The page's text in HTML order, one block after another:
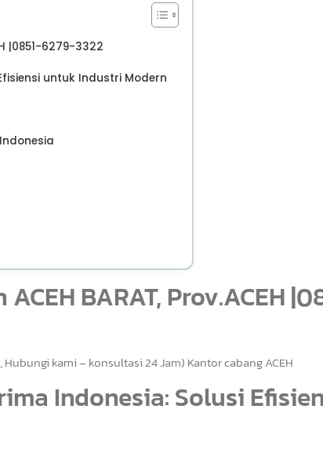
|0851-6279-3322
untuk Industri Modern
BARAT, Prov.ACEH
Hubungi kami – konsultasi 24 Jam) Kantor cabang ACEH
Indonesia: Solusi